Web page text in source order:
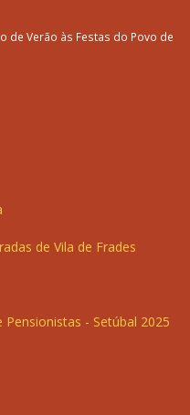
de Verão às Festas do Povo de
de Vila de Frades
- Setúbal 2025